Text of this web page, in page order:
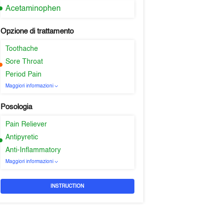
Acetaminophen
Opzione di trattamento
Toothache
Sore Throat
Period Pain
Maggiori informazioni
Posologia
Pain Reliever
Antipyretic
Anti-Inflammatory
Maggiori informazioni
INSTRUCTION